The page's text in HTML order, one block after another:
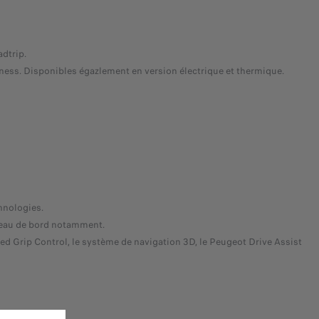
Disponibles égazlement en version électrique et thermique.
de bord notamment.
Grip Control, le système de navigation 3D, le Peugeot Drive Assist